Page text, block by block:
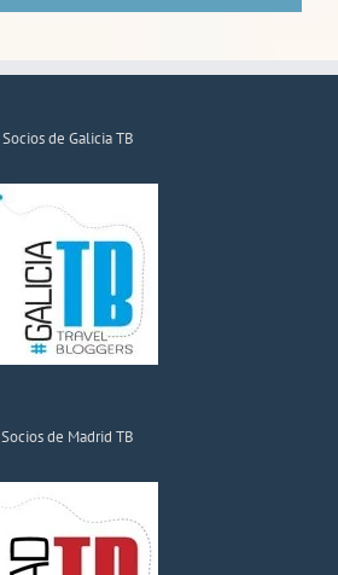
Socios de Galicia TB
Socios de Madrid TB